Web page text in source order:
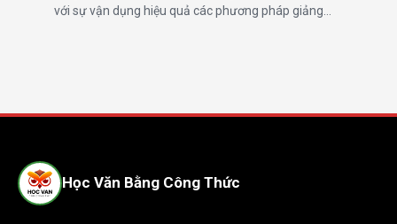
với sự vận dụng hiệu quả các phương pháp giảng
Học Văn Bằng Công Thức